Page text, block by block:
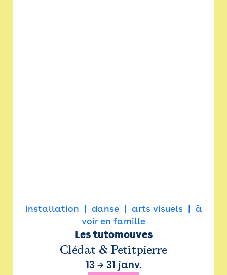
installation danse arts visuels
à
voir en famille
Les tutomouves
Clédat & Petitpierre
13→ 31 janv.